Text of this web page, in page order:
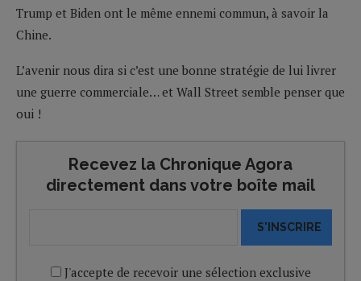
Trump et Biden ont le même ennemi commun, à savoir la
Chine.
L’avenir nous dira si c’est une bonne stratégie de lui livrer
une guerre commerciale… et Wall Street semble penser que
oui !
Recevez la Chronique Agora
directement dans votre boîte mail
S'INSCRIRE
J'accepte de recevoir une sélection exclusive